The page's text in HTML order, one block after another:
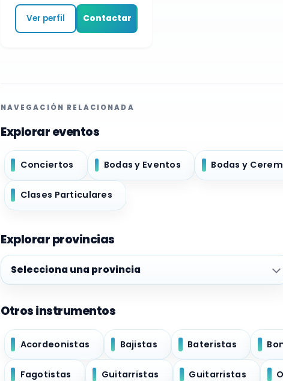
Ver perfil Contactar
NAVEGACIÓN RELACIONADA
Explorar eventos
Conciertos Bodas y Eventos Bodas y
Clases Particulares
Explorar provincias
Explorar provincias
Otros instrumentos
Acordeonistas Bajistas Bateristas
Fagotistas Guitarristas Guitarristas